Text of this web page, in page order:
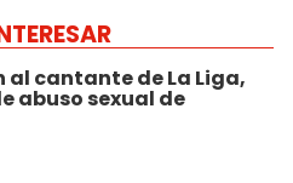
al cantante de La Liga,
abuso sexual de